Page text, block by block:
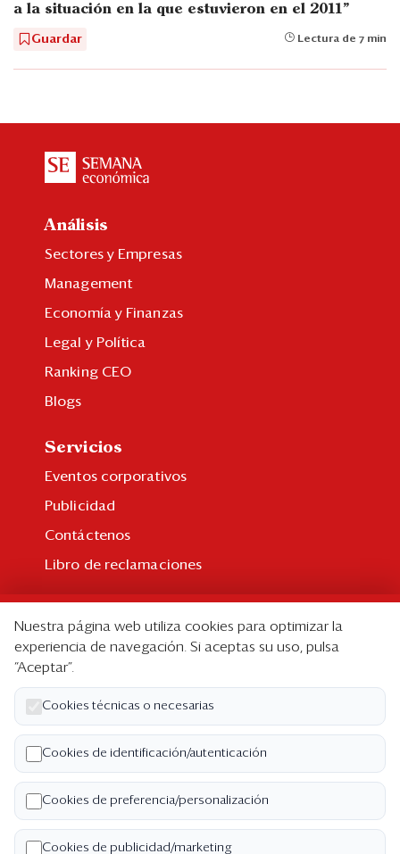
a la situación en la que estuvieron en el 2011”
Guardar Lectura de 7 min
Análisis
Sectores y Empresas
Management
Economía y Finanzas
Legal y Política
Ranking CEO
Blogs
Servicios
Eventos corporativos
Publicidad
Contáctenos
Libro de reclamaciones
Suscripción individual
Paquetes corporativos
Edición Impresa
Nosotros
Quiénes somos
Código de ética
Términos y Condiciones
Nuestra página web utiliza cookies para optimizar la
experiencia de navegación. Si aceptas su uso, pulsa
“Aceptar”.
Cookies técnicas o necesarias
Cookies de identificación/autenticación
Cookies de preferencia/personalización
Cookies de publicidad/marketing